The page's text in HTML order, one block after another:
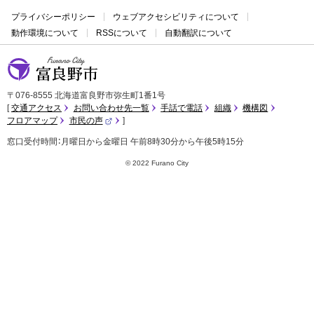
プライバシーポリシー
ウェブアクセシビリティについて
動作環境について
RSSについて 自動翻訳について
〒076-8555 北海道富良野市弥生町1番1号
交通アクセス
お問い合わせ先一覧 手話で電話 組織
機構図
フロアマップ
市民の声
外
部
窓口受付時間：月曜日から金曜日 午前8時30分から午後5時15分
© 2022 Furano City